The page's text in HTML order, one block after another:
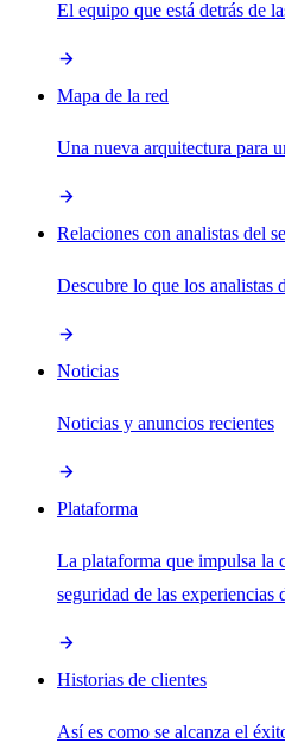
El equipo que está detrás de
Mapa de la red
Una nueva arquitectura para
Relaciones con analistas del
Descubre lo que los analistas
Noticias
Noticias y anuncios recientes
Plataforma
La plataforma que impulsa la
seguridad de las experiencias
Historias de clientes
Así es como se alcanza el